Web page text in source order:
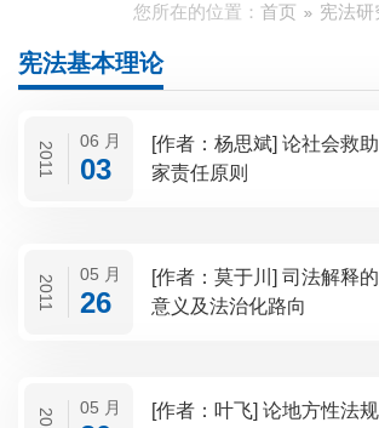
您所在的位置： 首页 宪法研
宪法基本理论
2011 06 月
03
[作者：杨思斌] 论社会救助法中的国
家责任原则
2011 05 月
26
[作者：莫于川] 司法解释的制度创新
意义及法治化路向
05 月
[作者：叶飞] 论地方性法规的行政强